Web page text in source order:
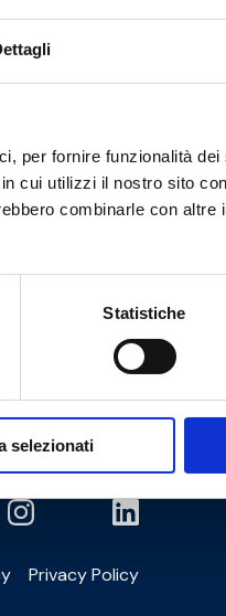
per fornire funzionalità
cui utilizzi il nostro sito
combinarle con altre
Statistiche
selezionati
G 3/4 EK
ayuda?
Privacy Policy